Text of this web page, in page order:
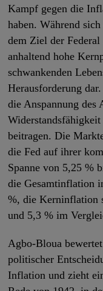
Kampf gegen die
haben. Während
dem Ziel der
anhaltend hohe
schwankenden
Herausforderung
die Anspannung des
beitragen. Die
die Fed auf ihrer
Spanne von 5,25 %
die Gesamtinflation
%, die Kerninflation
und 5,3 % im
Agbo-Bloua
politischer
Inflation und zieht